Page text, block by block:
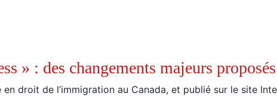
» : des changements majeurs
droit de l’immigration au Canada, et publié sur le site